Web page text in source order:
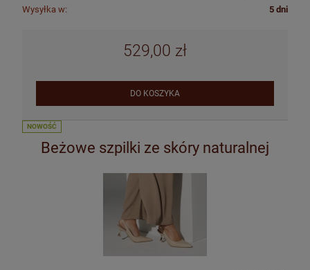
Wysyłka w:
5 dni
529,00 zł
DO KOSZYKA
Beżowe szpilki ze skóry naturalnej
NOWOŚĆ